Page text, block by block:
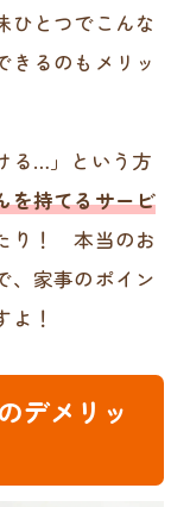
ひとつでこんな
きるのもメリッ
る…」という方
を持てるサービ
り！ 本当のお
、家事のポイン
よ！
デメリッ